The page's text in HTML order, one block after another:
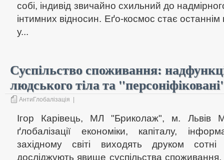
собі, індивід звичайно схильний до
інтимних відносин. Еґо-космос стає
у...
Суспільство споживання:
людського тіла та
АнтиГлобалізація
Ігор Карівець, МЛ "Бриколаж", м.
ґлобалізації економіки, капіталу,
західному світі виходять друком
досліджують явище суспільства споживання,